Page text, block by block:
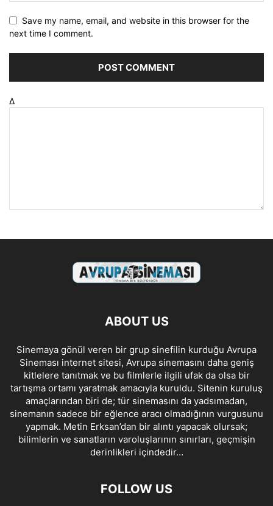
Save my name, email, and website in this browser for the
next time I comment.
Δ
ABOUT US
Sinemaya gönül veren bir grup sinefilin kurduğu Avrupa
Sineması internet sitesi, Avrupa sinemasını daha geniş
kitlelere tanıtmak ve bu filmlerle ilgili ufak da olsa bir
tartışma ortamı yaratmak amacıyla kuruldu. Sitenin kuruluş
amaçlarından biri de; tür sinemasını da yadsımadan,
sinemanın sadece bir eğlence aracı olmadığının vurgusunu
yapmak. Metin Erksan’dan bir alıntı yapacak olursak;
bilimlerin ve sanatların varoluşlarının sınırları, geçmişin
derinlikleri içindedir…
FOLLOW US